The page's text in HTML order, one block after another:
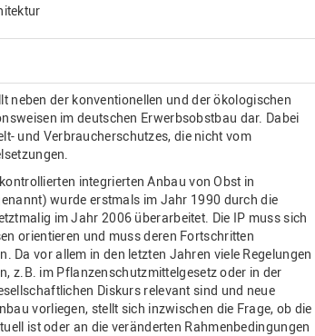
neben der konventionellen und der ökologischen
im deutschen Erwerbsobstbau dar. Dabei
und Verbraucherschutzes, die nicht vom
integrierten Anbau von Obst in
wurde erstmals im Jahr 1990 durch die
im Jahr 2006 überarbeitet. Die IP muss sich
orientieren und muss deren Fortschritten
Da vor allem in den letzten Jahren viele Regelungen
z.B. im Pflanzenschutzmittelgesetz oder in der
Diskurs relevant sind und neue
vorliegen, stellt sich inzwischen die Frage, ob die
ist oder an die veränderten Rahmenbedingungen